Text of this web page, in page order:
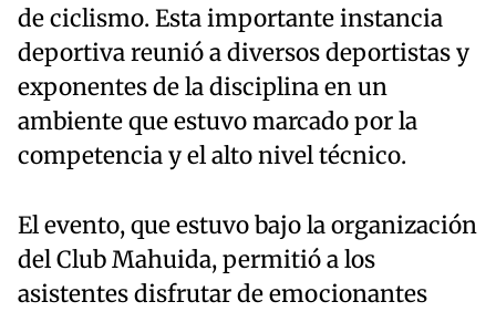
de ciclismo. Esta importante instancia
deportiva reunió a diversos deportistas y
exponentes de la disciplina en un
ambiente que estuvo marcado por la
competencia y el alto nivel técnico.
El evento, que estuvo bajo la organización
del Club Mahuida, permitió a los
asistentes disfrutar de emocionantes